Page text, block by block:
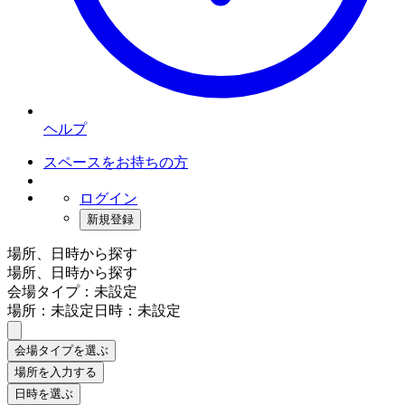
ヘルプ
スペースをお持ちの方
ログイン
新規登録
場所、日時から探す
場所、日時から探す
会場タイプ：未設定
場所：未設定日時：未設定
会場タイプを選ぶ
場所を入力する
日時を選ぶ